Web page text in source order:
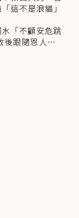
這不是浪貓」
「不顧安危跳
後跟隨恩人不